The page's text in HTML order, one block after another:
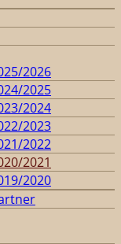
2026
2025
2024
2023
2022
2021
2020